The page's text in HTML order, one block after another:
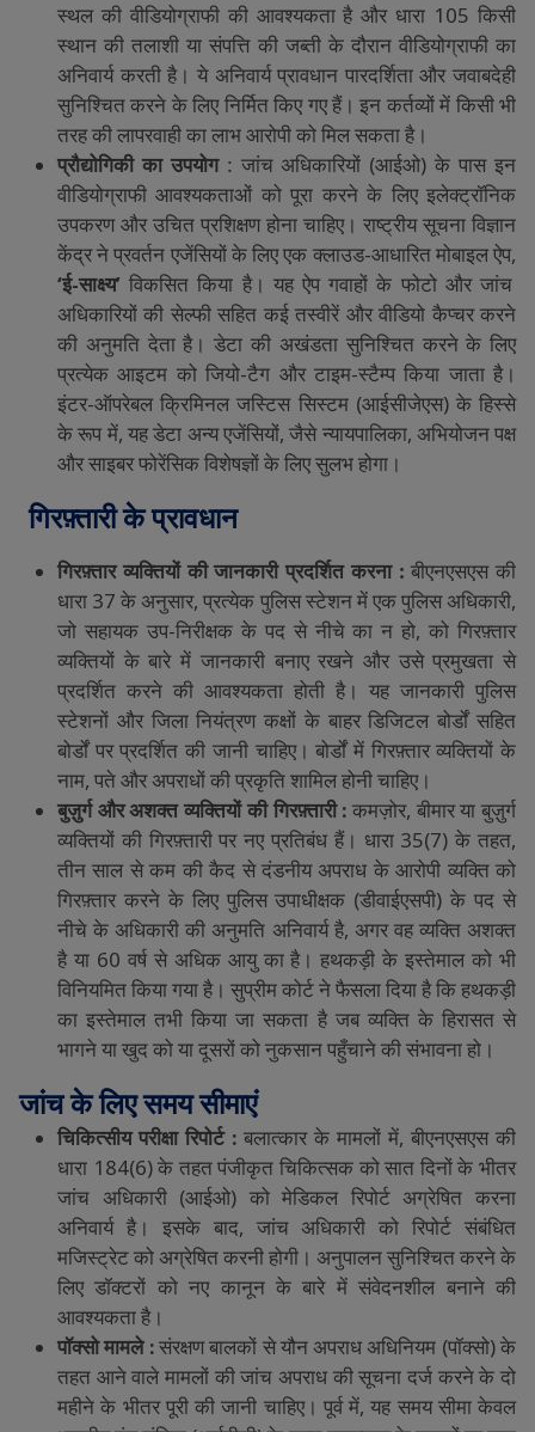
स्थल की वीडियोग्राफी की आवश्यकता है और धारा 105किसी
स्थान की तलाशी या संपत्ति की जब्ती के दौरान वीडियोग्राफी का
अनिवार्य करती है। ये अनिवार्य प्रावधान पारदर्शिता और जवाबदेही
सुनिश्चितकरने केलिए निर्मितकिए गएहैं। इन कर्तव्योंमें किसीभी
तरहकीलापरवाहीकालाभआरोपीकोमिलसकताहै।
प्रौद्योगिकी का उपयोग: जांच अधिकारियों (आईओ)के पास इन
वीडियोग्राफी आवश्यकताओं को पूरा करने के लिए इलेक्ट्रॉनिक
उपकरण और उचित प्रशिक्षण होना चाहिए। राष्ट्रीय सूचना विज्ञान
केंद्रनेप्रवर्तन एजेंसियोंकेलिएएक क्लाउड-आधारितमोबाइलऐप,
‘ई-साक्ष्य’विकसित किया है। यह ऐप गवाहों के फोटो और जांच
अधिकारियों की सेल्फी सहित कई तस्वीरें और वीडियो कैप्चर करने
की अनुमति देता है। डेटा की अखंडता सुनिश्चित करने के लिए
प्रत्येक आइटम को जियो-टैग और टाइम-स्टैम्प किया जाता है।
इंटर-ऑपरेबल क्रिमिनल जस्टिस सिस्टम(आईसीजेएस) के हिस्से
केरूप में, यहडेटा अन्यएजेंसियों,जैसे न्यायपालिका, अभियोजनपक्ष
औरसाइबरफोरेंसिकविशेषज्ञोंकेलिएसुलभहोगा।
गिरफ़्तारीकेप्रावधान
गिरफ़्तार व्यक्तियों की जानकारी प्रदर्शित करना :बीएनएसएस की
धारा 37केअनुसार,प्रत्येक पुलिसस्टेशनमेंएकपुलिसअधिकारी,
जो सहायक उप-निरीक्षक के पद से नीचे का न हो,को गिरफ़्तार
व्यक्तियों के बारे में जानकारी बनाए रखने और उसे प्रमुखता से
प्रदर्शित करने की आवश्यकता होती है। यह जानकारी पुलिस
स्टेशनों और जिला नियंत्रण कक्षों के बाहर डिजिटल बोर्डों सहित
बोर्डों पर प्रदर्शित की जानी चाहिए। बोर्डों में गिरफ़्तार व्यक्तियों के
नाम, पतेऔरअपराधोंकीप्रकृतिशामिलहोनीचाहिए।
बुज़ुर्ग और अशक्त व्यक्तियों की गिरफ़्तारी: कमज़ोर, बीमार या बुज़ुर्ग
व्यक्तियों की गिरफ़्तारी पर नए प्रतिबंध हैं। धारा35(7)के तहत,
तीन साल से कम की कैद से दंडनीय अपराध के आरोपी व्यक्ति को
गिरफ़्तार करने के लिए पुलिस उपाधीक्षक (डीवाईएसपी)के पद से
नीचे के अधिकारी की अनुमति अनिवार्य है, अगर वह व्यक्ति अशक्त
है या60 वर्ष से अधिक आयु का है। हथकड़ी के इस्तेमाल को भी
विनियमितकियागयाहै। सुप्रीमकोर्टनेफैसलादियाहैकिहथकड़ी
का इस्तेमाल तभी किया जा सकता है जब व्यक्ति के हिरासत से
भागनेयाखुदकोयादूसरोंकोनुकसानपहुँचानेकीसंभावनाहो।
जांचकेलिएसमयसीमाएं
चिकित्सीय परीक्षा रिपोर्ट: बलात्कार के मामलों में, बीएनएसएस की
धारा 184(6)के तहत पंजीकृत चिकित्सक को सात दिनों के भीतर
जांच अधिकारी(आईओ) को मेडिकल रिपोर्ट अग्रेषित करना
अनिवार्य है। इसके बाद, जांच अधिकारी को रिपोर्ट संबंधित
मजिस्ट्रेटकोअग्रेषितकरनीहोगी। अनुपालनसुनिश्चितकरनेके
लिए डॉक्टरों को नए कानून के बारे में संवेदनशील बनाने की
आवश्यकताहै।
पॉक्सोमामले:संरक्षणबालकों सेयौनअपराधअधिनियम (पॉक्सो)के
तहत आने वाले मामलों की जांच अपराध की सूचना दर्ज करने के दो
महीने के भीतर पूरी की जानी चाहिए। पूर्व में,यह समय सीमा केवल